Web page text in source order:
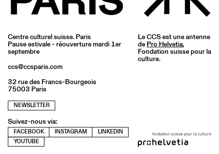
Centre culturel suisse. Paris
Pause estivale - réouverture mardi 1er
septembre
ccs@ccsparis.com
32 rue des Francs-Bourgeois
75003 Paris
NEWSLETTER
Suivez-nous via:
FACEBOOK INSTAGRAM
LINKEDIN
YOUTUBE
Le CCS est une antenne
de Pro Helvetia,
Fondation suisse pour la
culture.